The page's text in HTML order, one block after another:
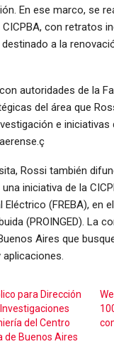
En ese marco, se
con retratos
a la
autoridades de la
del área que
e
Rossi también
una iniciativa de la
Eléctrico (FREBA), en
(PROINGED). La
Aires que
para Dirección
del Centro
de Buenos Aires